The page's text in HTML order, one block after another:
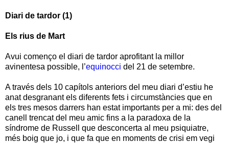
Diari de tardor (1)
Els rius de Mart
Avui començo el diari de tardor aprofitant la millor
avinentesa possible, l’equinocci del 21 de setembre.
A través dels 10 capítols anteriors del meu diari d’estiu he
anat desgranant els diferents fets i circumstàncies que en
els tres mesos darrers han estat importants per a mi: des del
canell trencat del meu amic fins a la paradoxa de la
síndrome de Russell que desconcerta al meu psiquiatre,
més boig que jo, i que fa que en moments de crisi em vegi